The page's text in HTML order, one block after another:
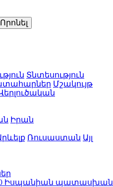
Տնտեսություն
Մշակույթ
Իրան
Ռուսաստան Այլ
պատասխան